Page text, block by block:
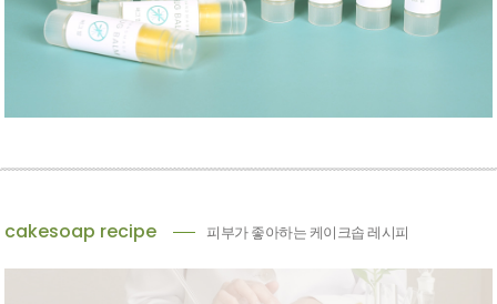
cakesoap recipe 피부가 좋아하는 케이크솝 레시피